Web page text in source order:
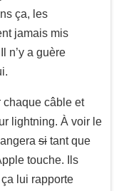
ça, les
jamais mis
n’y a guère
chaque câble et
lightning. À voir le
si tant que
touche. Ils
lui rapporte